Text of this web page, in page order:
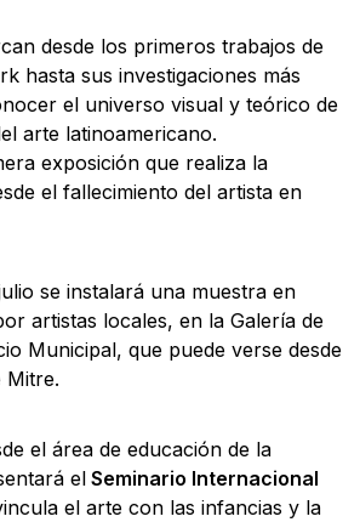
desde los primeros trabajos de
hasta sus investigaciones más
el universo visual y teórico de
arte latinoamericano.
exposición que realiza la
el fallecimiento del artista en
se instalará una muestra en
artistas locales, en la Galería de
Municipal, que puede verse desde
Mitre.
el área de educación de la
el Seminario Internacional
el arte con las infancias y la